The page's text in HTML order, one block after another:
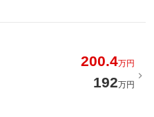
200.4万円
192万円